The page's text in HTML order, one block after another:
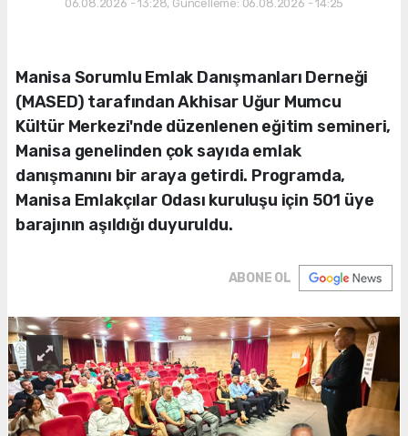
06.08.2026 - 13:28, Güncelleme: 06.08.2026 - 14:25
Manisa Sorumlu Emlak Danışmanları Derneği
(MASED) tarafından Akhisar Uğur Mumcu
Kültür Merkezi'nde düzenlenen eğitim semineri,
Manisa genelinden çok sayıda emlak
danışmanını bir araya getirdi. Programda,
Manisa Emlakçılar Odası kuruluşu için 501 üye
barajının aşıldığı duyuruldu.
ABONE OL